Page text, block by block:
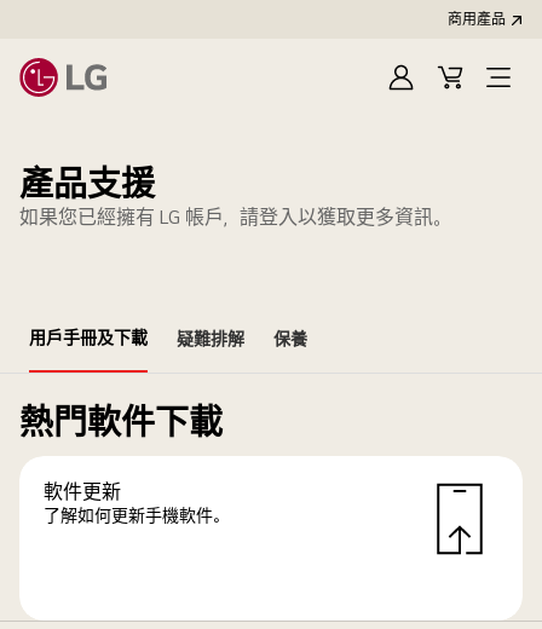
商用產品
登
購
產品支援
如果您已經擁有 LG 帳戶，請登入以獲取更多資訊。
用戶手冊及下載 疑難排解 保養
熱門軟件下載
軟件更新
了解如何更新手機軟件。